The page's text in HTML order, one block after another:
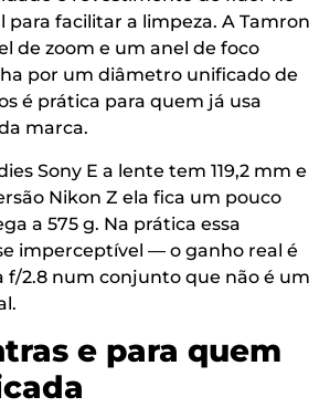
facilitar a limpeza. A Tamron
de zoom e um anel de foco
por um diâmetro unificado de
é prática para quem já usa
marca.
Sony E a lente tem 119,2 mm e
Nikon Z ela fica um pouco
a 575 g. Na prática essa
imperceptível — o ganho real é
f/2.8 num conjunto que não é um
e para quem